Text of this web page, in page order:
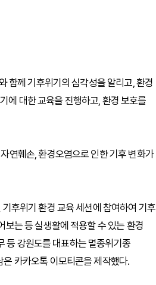
함께 기후위기의 심각성을 알리고, 환경
에 대한 교육을 진행하고, 환경 보호를
연훼손, 환경오염으로 인한 기후 변화가
후위기 환경 교육 세션에 참여하여 기후
보는 등 실생활에 적용할 수 있는 환경
등 강원도를 대표하는 멸종위기종
카카오톡 이모티콘을 제작했다.